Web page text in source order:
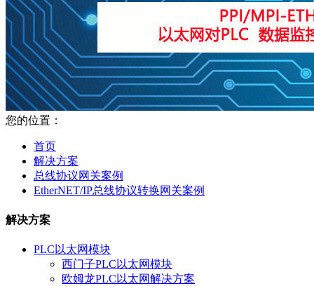
您的位置：
首页
解决方案
总线协议网关案例
EtherNET/IP总线协议转换网关案例
解决方案
PLC以太网模块
西门子PLC以太网模块
欧姆龙PLC以太网解决方案